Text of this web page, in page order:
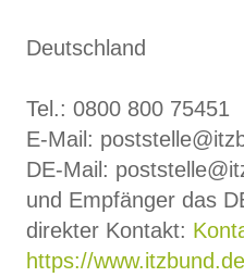
Deutschland
Tel.: 0800 800 75451
E-Mail:
DE-Mail:
und Empfänger das
direkter Kontakt:
https://